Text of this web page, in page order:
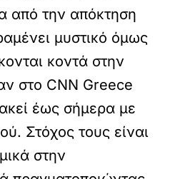
από την απόκτηση
μυστικό όμως
κοντά στην
στο CNN Greece
έως σήμερα με
Στόχος τους είναι
στην